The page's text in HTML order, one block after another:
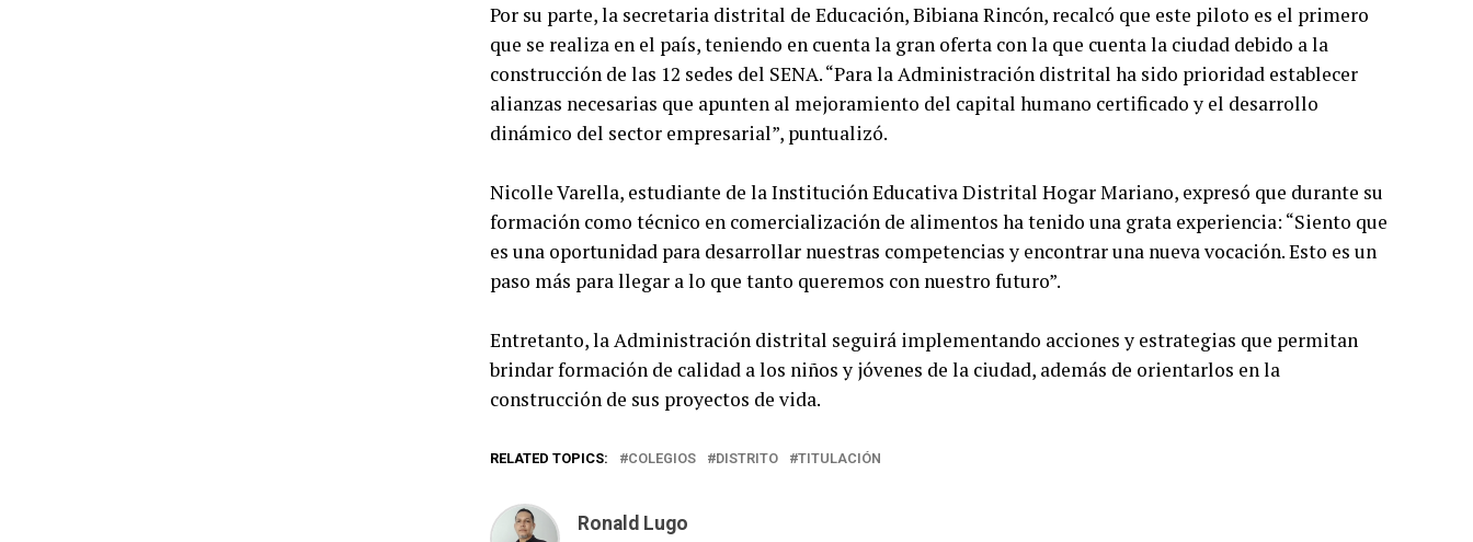
Por su parte, la secretaria distrital de Educación, Bibiana Rincón, recalcó que este piloto es el primero
que se realiza en el país, teniendo en cuenta la gran oferta con la que cuenta la ciudad debido a la
construcción de las 12 sedes del SENA. “Para la Administración distrital ha sido prioridad establecer
alianzas necesarias que apunten al mejoramiento del capital humano certificado y el desarrollo
dinámico del sector empresarial”, puntualizó.
Nicolle Varella, estudiante de la Institución Educativa Distrital Hogar Mariano, expresó que durante su
formación como técnico en comercialización de alimentos ha tenido una grata experiencia: “Siento que
es una oportunidad para desarrollar nuestras competencias y encontrar una nueva vocación. Esto es un
paso más para llegar a lo que tanto queremos con nuestro futuro”.
Entretanto, la Administración distrital seguirá implementando acciones y estrategias que permitan
brindar formación de calidad a los niños y jóvenes de la ciudad, además de orientarlos en la
construcción de sus proyectos de vida.
RELATED TOPICS: COLEGIOS DISTRITO TITULACIÓN
Ronald Lugo